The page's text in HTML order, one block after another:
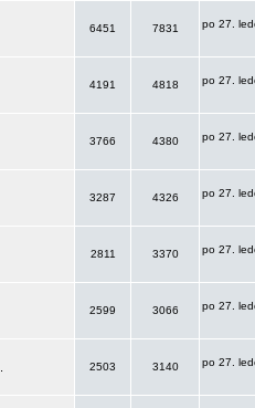
6451 7831 po 27.
4191 4818 po 27.
3766 4380 po 27.
3287 4326 po 27.
2811 3370 po 27.
2599 3066 po 27.
2503 3140 po 27.